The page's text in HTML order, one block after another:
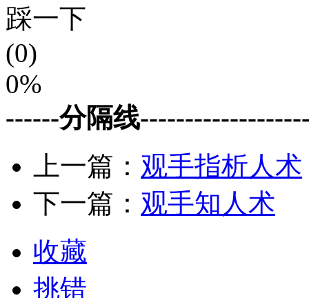
踩一下
(0)
0%
------分隔线
上一篇： 观手指析人术
下一篇： 观手知人术
收藏
挑错